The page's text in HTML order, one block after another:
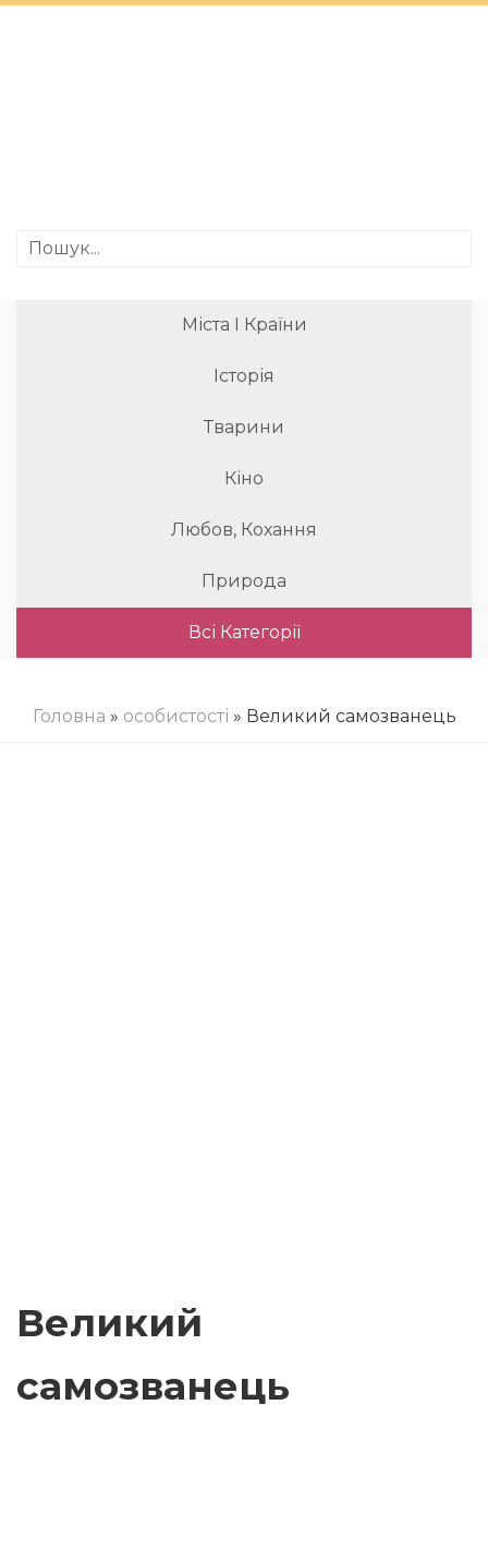
Міста І Країни
Історія
Тварини
Кіно
Любов, Кохання
Природа
Всі Категорії
Головна » особистості » Великий самозванець
Великий
самозванець